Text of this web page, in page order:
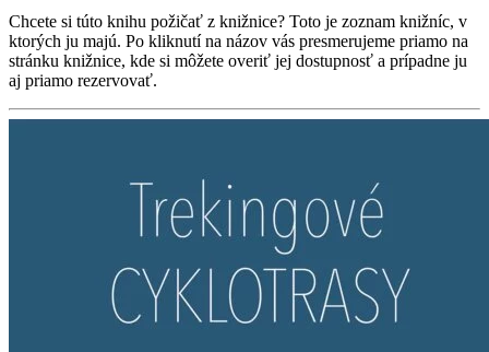
Chcete si túto knihu požičať z knižnice? Toto je zoznam knižníc, v
ktorých ju majú. Po kliknutí na názov vás presmerujeme priamo na
stránku knižnice, kde si môžete overiť jej dostupnosť a prípadne ju
aj priamo rezervovať.